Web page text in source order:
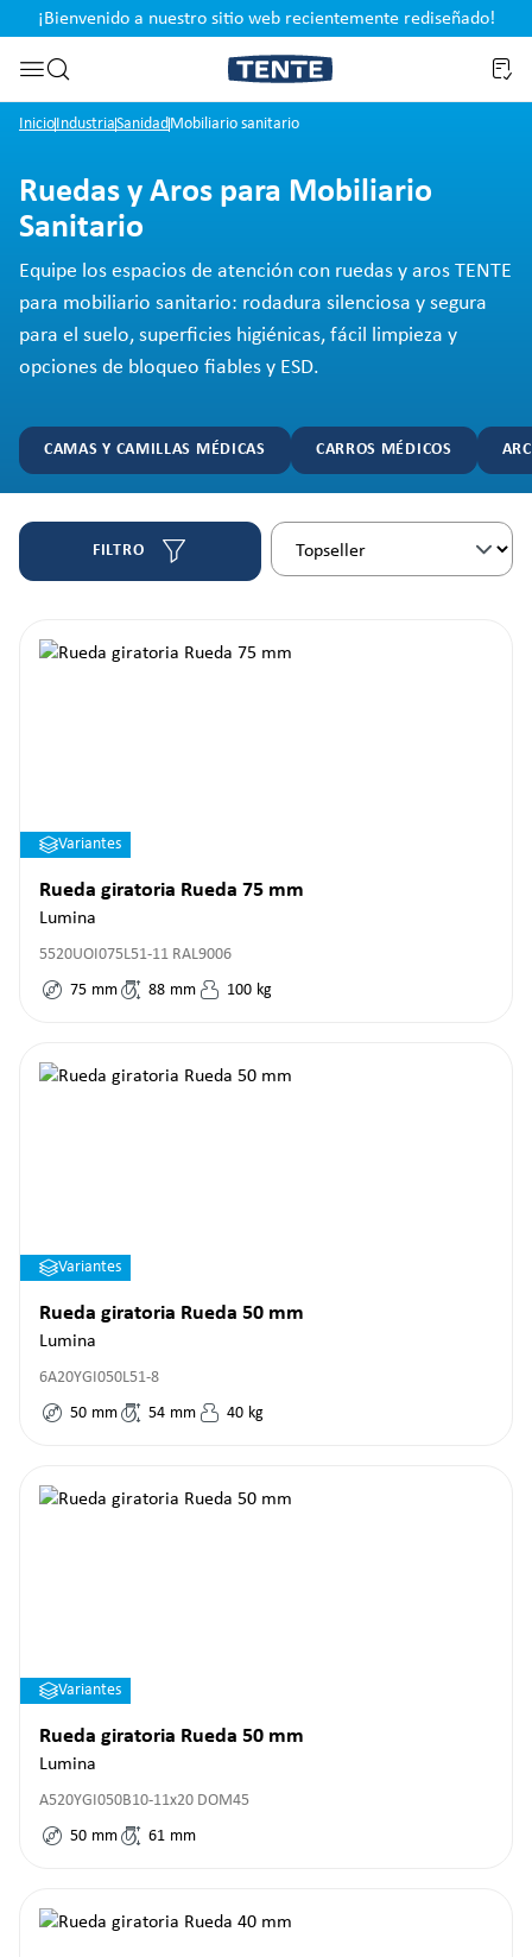
Saltar a la búsqueda
¡Bienvenido a nuestro sitio web recientemente rediseñado!
InicioIndustriaSanidadMobiliario sanitario
Ruedas y Aros para Mobiliario
Sanitario
Equipe los espacios de atención con ruedas y aros TENTE
para mobiliario sanitario: rodadura silenciosa y segura
para el suelo, superficies higiénicas, fácil limpieza y
opciones de bloqueo fiables y ESD.
CAMAS Y CAMILLAS MÉDICAS CARROS MÉDICOS
FILTRO
Variantes
Rueda giratoria Rueda 75 mm
Lumina
5520UOI075L51-11 RAL9006
75 mm 88 mm 100 kg
Variantes
Rueda giratoria Rueda 50 mm
Lumina
6A20YGI050L51-8
50 mm 54 mm 40 kg
Variantes
Rueda giratoria Rueda 50 mm
Lumina
A520YGI050B10-11x20 DOM45
50 mm 61 mm